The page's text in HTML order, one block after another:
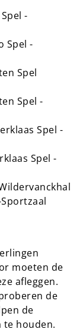
-
Spel -
Spel
Spel -
Spel -
Spel -
moeten de
afleggen.
de
de
te houden.